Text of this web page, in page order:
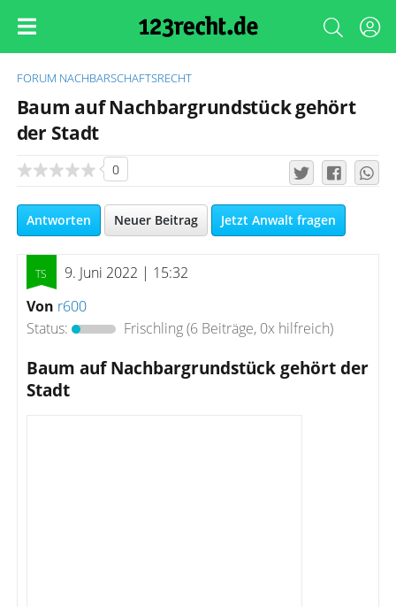
FORUM NACHBARSCHAFTSRECHT
Baum auf Nachbargrundstück gehört
der Stadt
0
Antworten Neuer Beitrag Jetzt Anwalt fragen
9. Juni 2022 | 15:32
Von r600
Status:
Frischling(6 Beiträge, 0x hilfreich)
Baum auf Nachbargrundstück gehört der
Stadt